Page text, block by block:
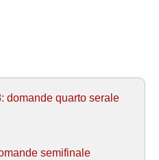
domande quarto serale
semifinale